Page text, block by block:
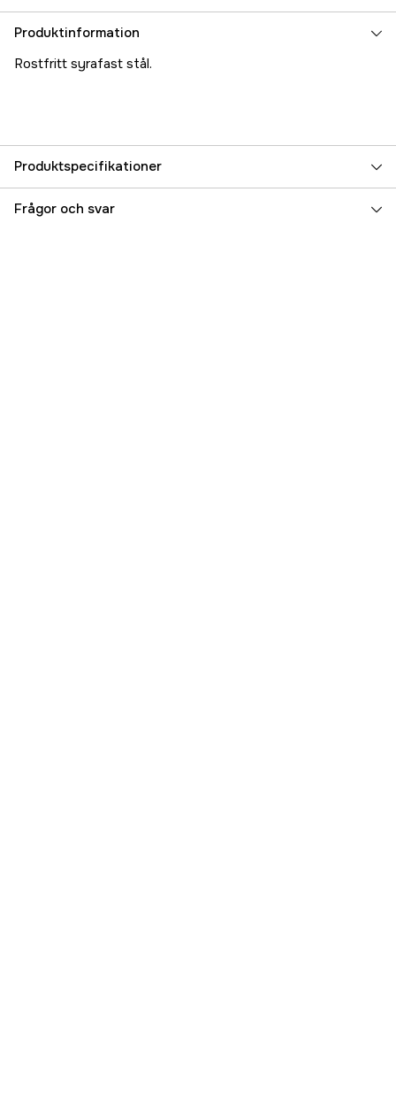
Produktinformation
Rostfritt syrafast stål.
Produktspecifikationer
Referensnummer 5000019085
Frågor och svar